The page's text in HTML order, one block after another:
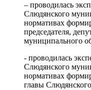
– проводилась
Слюдянского
нормативах
председателя,
муниципального
- проводилась
Слюдянского
нормативах
главы